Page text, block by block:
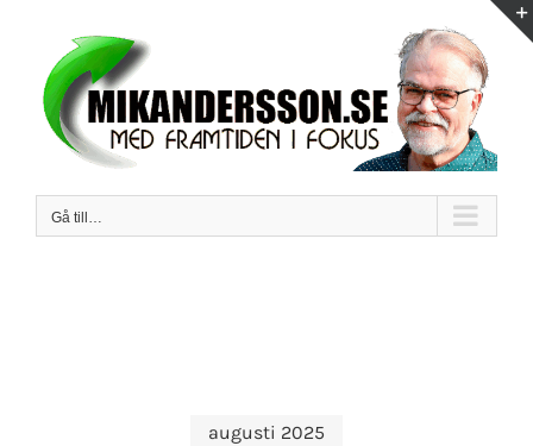
innehållet
Gå till…
augusti 2025